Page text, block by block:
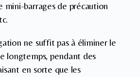
mini-barrages de précaution
ne suffit pas à éliminer le
longtemps, pendant des
en sorte que les